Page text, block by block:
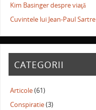
Kim Basinger despre viaţă
Cuvintele lui Jean-Paul Sartre
CATEGORII
Articole(61)
Conspiratie(3)